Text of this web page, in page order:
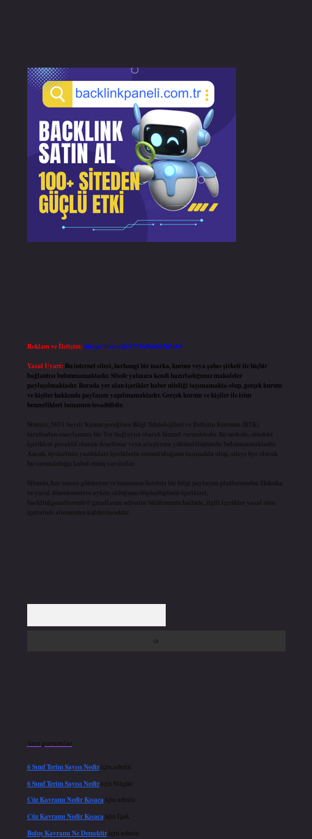
Reklam ve İletişim:Skype: live:.cid.575569c608265c69
Yasal Uyarı: Bu internet sitesi, herhangi bir marka, kurum veya şahıs şirketi ile hiçbir
bağlantısı bulunmamaktadır. Sitede yalnızca kendi hazırladığımız makaleler
paylaşılmaktadır. Burada yer alan içerikler haber niteliği taşımamakta olup, gerçek kurum
ve kişiler hakkında paylaşım yapılmamaktadır. Gerçek kurum ve kişiler ile isim
benzerlikleri tamamen tesadüfidir.
Sitemiz, 5651 Sayılı Kanun gereğince Bilgi Teknolojileri ve İletişim Kurumu (BTK)
tarafından onaylanmış bir Yer Sağlayıcı olarak hizmet vermektedir. Bu nedenle, sitedeki
içerikleri proaktif olarak denetleme veya araştırma yükümlülüğümüz bulunmamaktadır.
Ancak, üyelerimiz yazdıkları içeriklerin sorumluluğunu taşımakta olup, siteye üye olarak
bu sorumluluğu kabul etmiş sayılırlar.
Sitemiz, kar amacı gütmeyen ve tamamen ücretsiz bir bilgi paylaşım platformudur. Hukuka
ve yasal düzenlemelere aykırı olduğunu düşündüğünüz içerikleri,
backlinkpanelicomtr@gmail.com adresine bildirmeniz halinde, ilgili içerikler yasal süre
içerisinde sitemizden kaldırılacaktır.
Son yorumlar
6 Sınıf Terim Sayısı Nediriçin admin
6 Sınıf Terim Sayısı Nediriçin Nilgün
Cüz Kavramı Nedir Kısacaiçin admin
Cüz Kavramı Nedir Kısacaiçin
İpek
Buluş Kavramı Ne Demektiriçin admin